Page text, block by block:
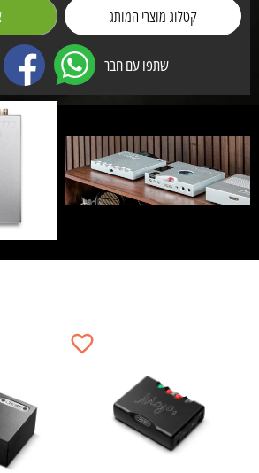
קטלוג מוצרי המותג
שתפו עם חבר